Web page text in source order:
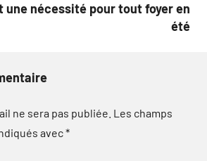
une nécessité pour tout foyer en
été
ne sera pas publiée. Les champs
avec*